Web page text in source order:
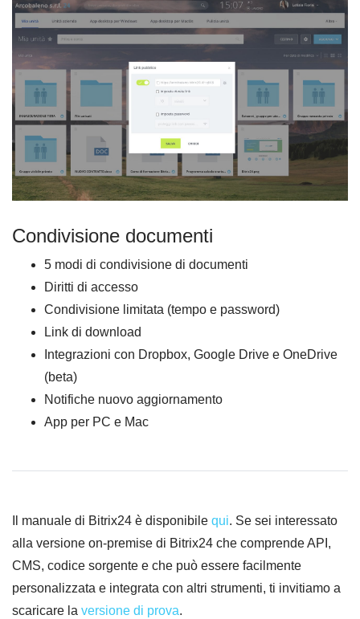
Condivisione documenti
5 modi di condivisione di documenti
Diritti di accesso
Condivisione limitata (tempo e password)
Link di download
Integrazioni con Dropbox, Google Drive e OneDrive
(beta)
Notifiche nuovo aggiornamento
App per PC e Mac
Il manuale di Bitrix24 è disponibile qui. Se sei interessato
alla versione on-premise di Bitrix24 che comprende API,
CMS, codice sorgente e che può essere facilmente
personalizzata e integrata con altri strumenti, ti invitiamo a
scaricare la versione di prova.